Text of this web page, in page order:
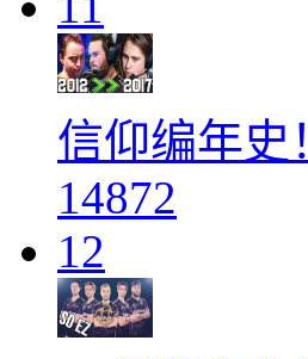
信仰编年史
14872
12